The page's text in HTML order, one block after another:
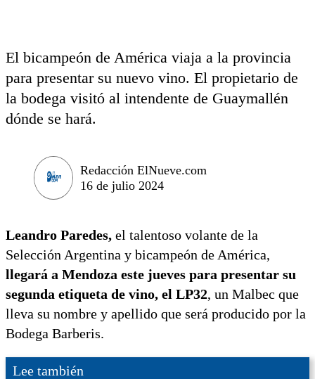
El bicampeón de América viaja a la provincia
para presentar su nuevo vino. El propietario de
la bodega visitó al intendente de Guaymallén
dónde se hará.
Redacción ElNueve.com
16 de julio 2024
Leandro Paredes, el talentoso volante de la
Selección Argentina y bicampeón de América,
llegará a Mendoza este jueves para presentar su
segunda etiqueta de vino, el LP32, un Malbec que
lleva su nombre y apellido que será producido por la
Bodega Barberis.
Lee también